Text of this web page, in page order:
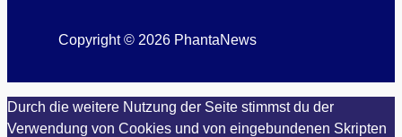
Copyright © 2026 PhantaNews
Durch die weitere Nutzung der Seite stimmst du der
Verwendung von Cookies und von eingebundenen Skripten